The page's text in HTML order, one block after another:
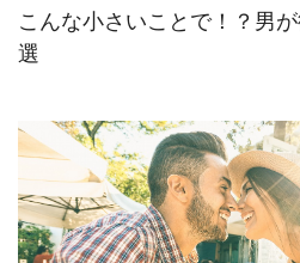
こんな小さいことで！？男
選